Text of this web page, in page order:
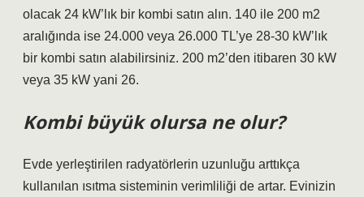
olacak 24 kW’lık bir kombi satın alın. 140 ile 200 m2
aralığında ise 24.000 veya 26.000 TL’ye 28-30 kW’lık
bir kombi satın alabilirsiniz. 200 m2’den itibaren 30 kW
veya 35 kW yani 26.
Kombi büyük olursa ne olur?
Evde yerleştirilen radyatörlerin uzunluğu arttıkça
kullanılan ısıtma sisteminin verimliliği de artar. Evinizin